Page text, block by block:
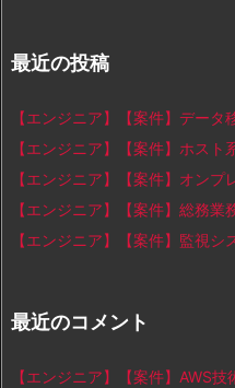
最近の投稿
【エンジニア】【案件】デー
【エンジニア】【案件】ホスト
【エンジニア】【案件】オンプ
【エンジニア】【案件】総務業
【エンジニア】【案件】監視シ
最近のコメント
【エンジニア】【案件】AWS